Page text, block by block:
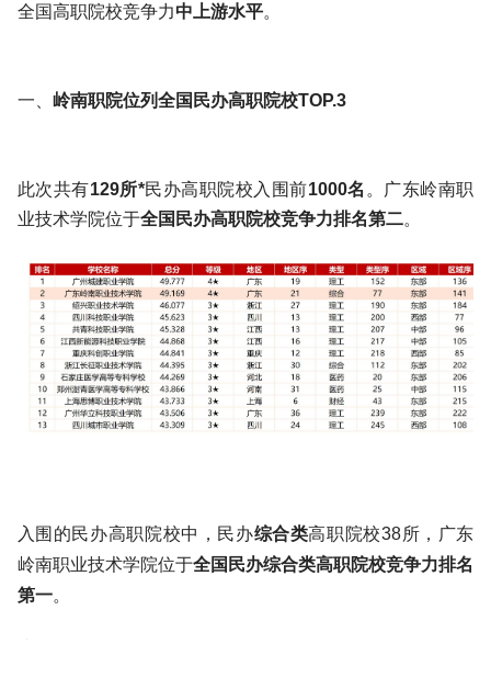
全国高职院校竞争力中上游水平。
一、 岭南职院位列全国民办高职院校TOP.3
此次共有129所*民办高职院校入围前1000名 。广东岭南职
业技术学院位于全国民办高职院校竞争力排名第二。
入围的民办高职院校中，民办综合类高职院校38所，广东
岭南职业技术学院位于全国民办综合类高职院校竞争力排名
第一。